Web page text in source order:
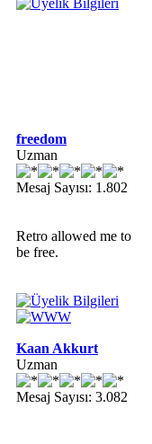
freedom
Uzman
Mesaj Sayısı: 1.802
Retro allowed me to
be free.
Kaan Akkurt
Uzman
Mesaj Sayısı: 3.082